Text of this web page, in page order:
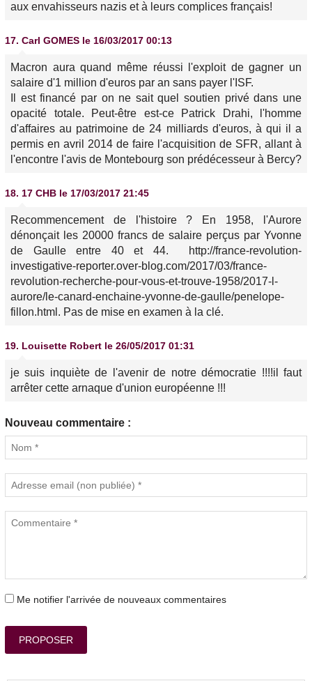
aux envahisseurs nazis et à leurs complices français!
17. Carl GOMES le 16/03/2017 00:13
Macron aura quand même réussi l'exploit de gagner un
salaire d'1 million d'euros par an sans payer l'ISF.
Il est financé par on ne sait quel soutien privé dans une
opacité totale. Peut-être est-ce Patrick Drahi, l'homme
d'affaires au patrimoine de 24 milliards d'euros, à qui il a
permis en avril 2014 de faire l'acquisition de SFR, allant à
l'encontre l'avis de Montebourg son prédécesseur à Bercy?
18. 17 CHB le 17/03/2017 21:45
Recommencement de l'histoire ? En 1958, l'Aurore
dénonçait les 20000 francs de salaire perçus par Yvonne
de Gaulle entre 40 et 44. http://france-revolution-
investigative-reporter.over-blog.com/2017/03/france-
revolution-recherche-pour-vous-et-trouve-1958/2017-l-
aurore/le-canard-enchaine-yvonne-de-gaulle/penelope-
fillon.html. Pas de mise en examen à la clé.
19. Louisette Robert le 26/05/2017 01:31
je suis inquiète de l'avenir de notre démocratie !!!!il faut
arrêter cette arnaque d'union européenne !!!
Nouveau commentaire :
Me notifier l'arrivée de nouveaux commentaires
PROPOSER